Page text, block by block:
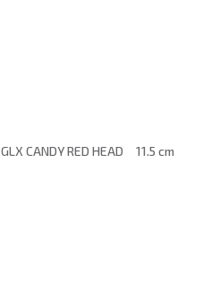
GLX CANDY RED HEAD 11.5 cm